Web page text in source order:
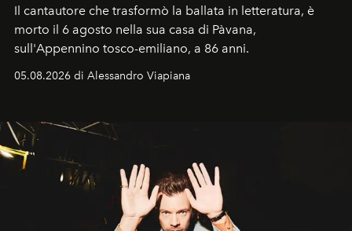
Il cantautore che trasformò la ballata in letteratura, è
morto il 6 agosto nella sua casa di Pàvana,
sull'Appennino tosco-emiliano, a 86 anni.
05.08.2026 di Alessandro Viapiana